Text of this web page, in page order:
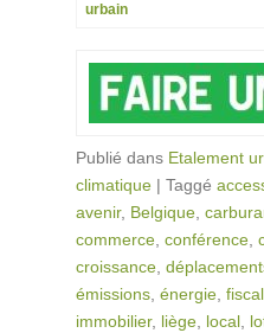
urbain
Publié dans Etalement
climatique | Taggé
avenir, Belgique,
commerce, conférence,
croissance,
émissions, énergie,
immobilier, liège, local,